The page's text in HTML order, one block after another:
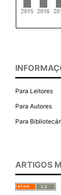
Para Leitores
Para Autores
Para
ARTIGOS